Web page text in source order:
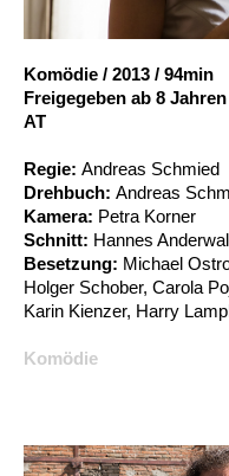
Account
Komödie / 2013 / 94min
Freigegeben ab 8 Jahren
AT
Regie: Andreas Schmied
Drehbuch: Andreas
Kamera: Petra Korner
Schnitt: Hannes
Besetzung: Michael
Holger Schober, Carola
Karin Kienzer, Harry
Komödie